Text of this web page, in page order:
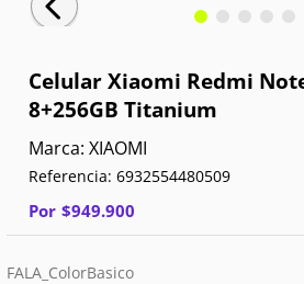
Celular Xiaomi Redmi
8+256GB Titanium
XIAOMI
Referencia: 6932554480509
Por $949.900
FALA_ColorBasico
1.
Iphone
3.
Celulares Samsung
4.
Televisores
5.
Red Magic